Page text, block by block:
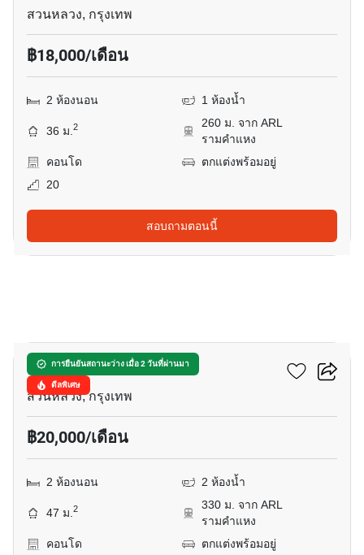
สวนหลวง, กรุงเทพ
฿18,000/เดือน
2 ห้องนอน 1 ห้องน้ำ
36 ม.2
260 ม. จาก ARL
รามคำแหง
คอนโด
ตกแต่งพร้อมอยู่
20
สอบถามตอนนี้
การยืนยันสถานะว่าง เมื่อ 2 วันที่ผ่านมา
ดีลพิเศษ
พลัมคอนโด รามคำแหง
สวนหลวง, กรุงเทพ
฿20,000/เดือน
2 ห้องนอน 2 ห้องน้ำ
47 ม.2
330 ม. จาก ARL
รามคำแหง
คอนโด
ตกแต่งพร้อมอยู่